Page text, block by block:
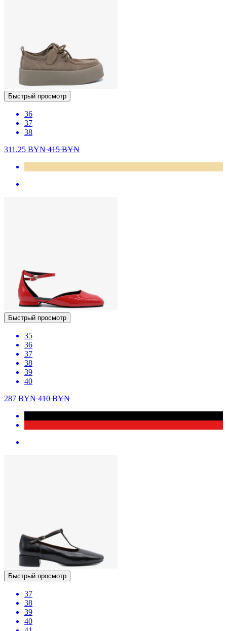
Быстрый просмотр
36
37
38
311.25 BYN415BYN
Быстрый просмотр
35
36
37
38
39
40
287 BYN410BYN
Быстрый просмотр
37
38
39
40